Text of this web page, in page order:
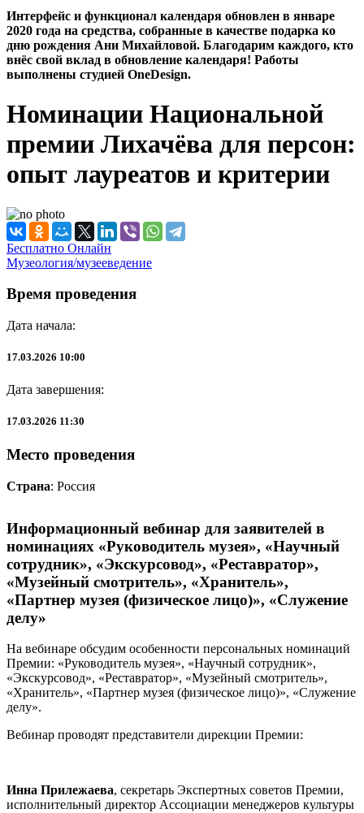
Интерфейс и функционал календаря обновлен в январе
2020 года на средства, собранные в качестве подарка ко
дню рождения Ани Михайловой. Благодарим каждого, кто
внёс свой вклад в обновление календаря! Работы
выполнены студией OneDesign.
Номинации Национальной
премии Лихачёва для персон:
опыт лауреатов и критерии
Бесплатно Онлайн
Музеология/музееведение
Время проведения
Дата начала:
17.03.2026 10:00
Дата завершения:
17.03.2026 11:30
Место проведения
Страна: Россия
Информационный вебинар для заявителей в
номинациях «Руководитель музея», «Научный
сотрудник», «Экскурсовод», «Реставратор»,
«Музейный смотритель», «Хранитель»,
«Партнер музея (физическое лицо)», «Служение
делу»
На вебинаре обсудим особенности персональных номинаций
Премии: «Руководитель музея», «Научный сотрудник»,
«Экскурсовод», «Реставратор», «Музейный смотритель»,
«Хранитель», «Партнер музея (физическое лицо)», «Служение
делу».
Вебинар проводят представители дирекции Премии:
Инна Прилежаева, секретарь Экспертных советов Премии,
исполнительный директор Ассоциации менеджеров культуры